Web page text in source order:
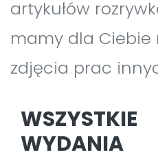
artykułów
mamy dla Ciebie
zdjęcia prac
WSZYSTKIE
WYDANIA